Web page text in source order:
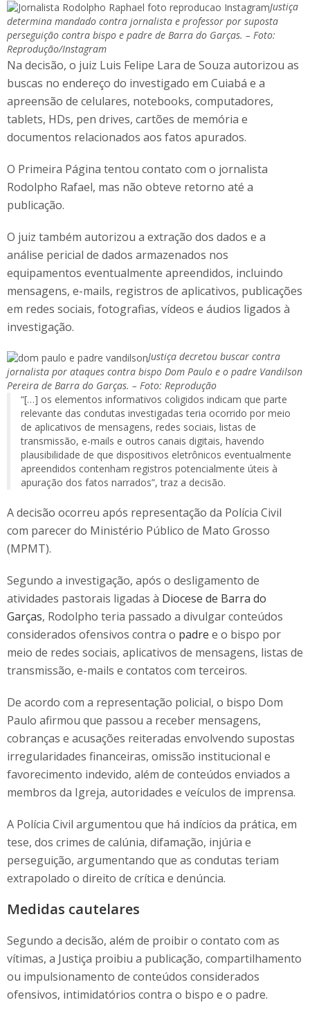
Justiça
determina mandado contra jornalista e professor por suposta
perseguição contra bispo e padre de Barra do Garças. – Foto:
Reprodução/Instagram
Na decisão, o juiz Luis Felipe Lara de Souza autorizou as
buscas no endereço do investigado em Cuiabá e a
apreensão de celulares, notebooks, computadores,
tablets, HDs, pen drives, cartões de memória e
documentos relacionados aos fatos apurados.
O Primeira Página tentou contato com o jornalista
Rodolpho Rafael, mas não obteve retorno até a
publicação.
O juiz também autorizou a extração dos dados e a
análise pericial de dados armazenados nos
equipamentos eventualmente apreendidos, incluindo
mensagens, e-mails, registros de aplicativos, publicações
em redes sociais, fotografias, vídeos e áudios ligados à
investigação.
Justiça decretou buscar contra
jornalista por ataques contra bispo Dom Paulo e o padre Vandilson
Pereira de Barra do Garças. – Foto: Reprodução
“[…] os elementos informativos coligidos indicam que parte
relevante das condutas investigadas teria ocorrido por meio
de aplicativos de mensagens, redes sociais, listas de
transmissão, e-mails e outros canais digitais, havendo
plausibilidade de que dispositivos eletrônicos eventualmente
apreendidos contenham registros potencialmente úteis à
apuração dos fatos narrados”, traz a decisão.
A decisão ocorreu após representação da Polícia Civil
com parecer do Ministério Público de Mato Grosso
(MPMT).
Segundo a investigação, após o desligamento de
atividades pastorais ligadas à Diocese de Barra do
Garças, Rodolpho teria passado a divulgar conteúdos
considerados ofensivos contra o padre e o bispo por
meio de redes sociais, aplicativos de mensagens, listas de
transmissão, e-mails e contatos com terceiros.
De acordo com a representação policial, o bispo Dom
Paulo afirmou que passou a receber mensagens,
cobranças e acusações reiteradas envolvendo supostas
irregularidades financeiras, omissão institucional e
favorecimento indevido, além de conteúdos enviados a
membros da Igreja, autoridades e veículos de imprensa.
A Polícia Civil argumentou que há indícios da prática, em
tese, dos crimes de calúnia, difamação, injúria e
perseguição, argumentando que as condutas teriam
extrapolado o direito de crítica e denúncia.
Medidas cautelares
Segundo a decisão, além de proibir o contato com as
vítimas, a Justiça proibiu a publicação, compartilhamento
ou impulsionamento de conteúdos considerados
ofensivos, intimidatórios contra o bispo e o padre.